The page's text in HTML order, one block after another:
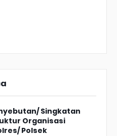
Singkatan
Organisasi
Polsek